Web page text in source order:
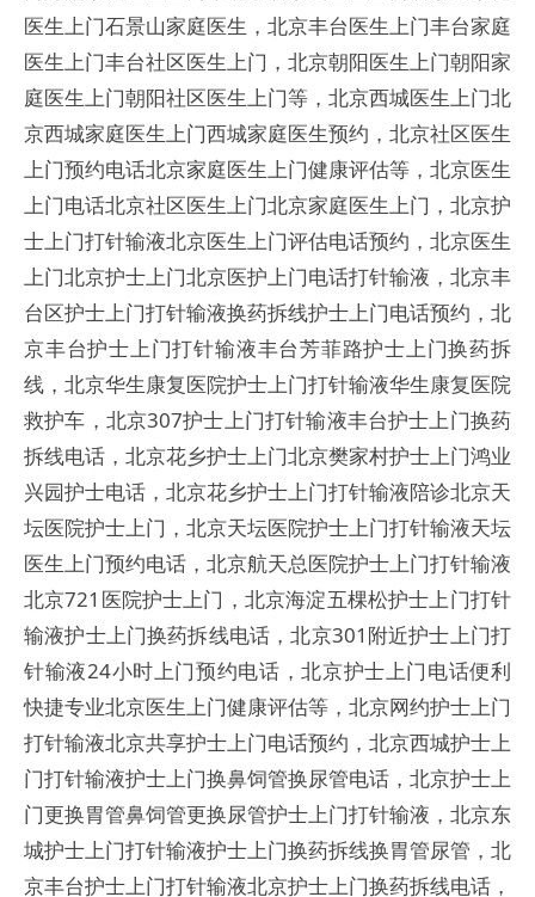
医生上门石景山家庭医生，北京丰台医生上门丰台家庭
医生上门丰台社区医生上门，北京朝阳医生上门朝阳家
庭医生上门朝阳社区医生上门等，北京西城医生上门北
京西城家庭医生上门西城家庭医生预约，北京社区医生
上门预约电话北京家庭医生上门健康评估等，北京医生
上门电话北京社区医生上门北京家庭医生上门，北京护
士上门打针输液北京医生上门评估电话预约，北京医生
上门北京护士上门北京医护上门电话打针输液，北京丰
台区护士上门打针输液换药拆线护士上门电话预约，北
京丰台护士上门打针输液丰台芳菲路护士上门换药拆
线，北京华生康复医院护士上门打针输液华生康复医院
救护车，北京307护士上门打针输液丰台护士上门换药
拆线电话，北京花乡护士上门北京樊家村护士上门鸿业
兴园护士电话，北京花乡护士上门打针输液陪诊北京天
坛医院护士上门，北京天坛医院护士上门打针输液天坛
医生上门预约电话，北京航天总医院护士上门打针输液
北京721医院护士上门，北京海淀五棵松护士上门打针
输液护士上门换药拆线电话，北京301附近护士上门打
针输液24小时上门预约电话，北京护士上门电话便利
快捷专业北京医生上门健康评估等，北京网约护士上门
打针输液北京共享护士上门电话预约，北京西城护士上
门打针输液护士上门换鼻饲管换尿管电话，北京护士上
门更换胃管鼻饲管更换尿管护士上门打针输液，北京东
城护士上门打针输液护士上门换药拆线换胃管尿管，北
京丰台护士上门打针输液北京护士上门换药拆线电话，